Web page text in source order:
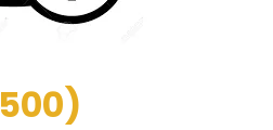
500)